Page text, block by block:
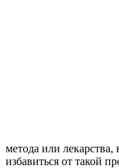
метода или
избавиться от такой